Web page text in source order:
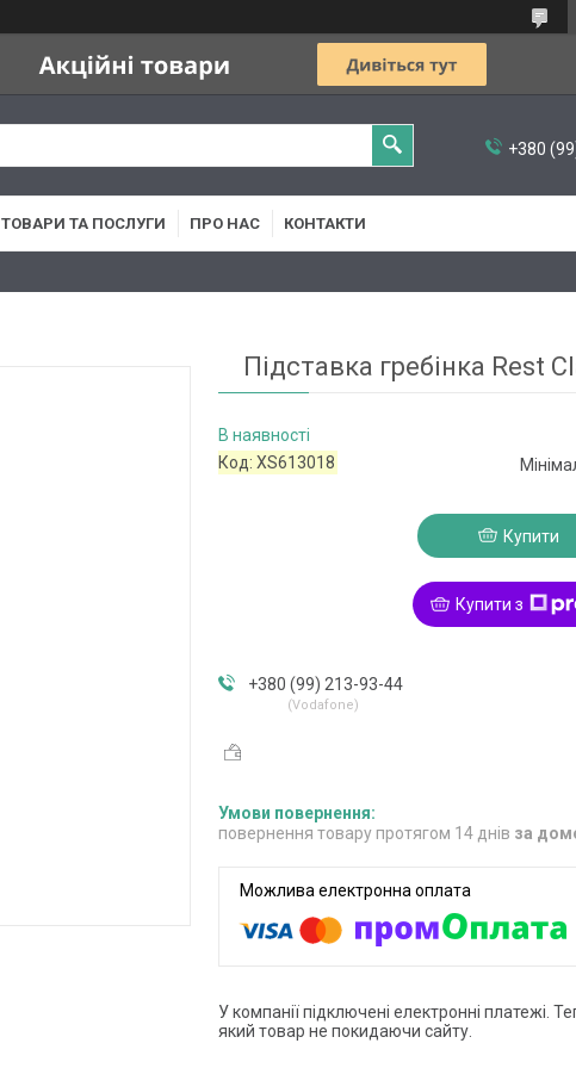
+380
ТОВАРИ ТА ПОСЛУГИ ПРО НАС КОНТАКТИ
Підставка гребінка Rest
В наявності
Код:XS613018
Купити
Купити з
+380 (99) 213-93-44
Vodafone
повернення товару протягом 14 днів за
У компанії підключені електронні платежі.
який товар не покидаючи сайту.